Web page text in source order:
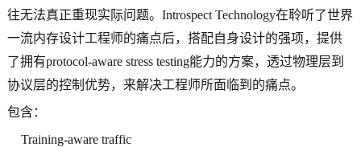
往无法真正重现实际问题。Introspect Technology在聆听了世界
一流内存设计工程师的痛点后，搭配自身设计的强项，提供
了拥有protocol-aware stress testing能力的方案，透过物理层到
协议层的控制优势，来解决工程师所面临到的痛点。
包含：
Training-aware traffic